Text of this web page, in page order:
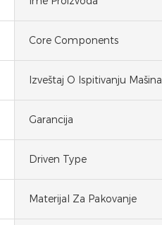
Core Components
Izveštaj O Ispitivanju Mašina
Garancija
Driven Type
Materijal Za Pakovanje